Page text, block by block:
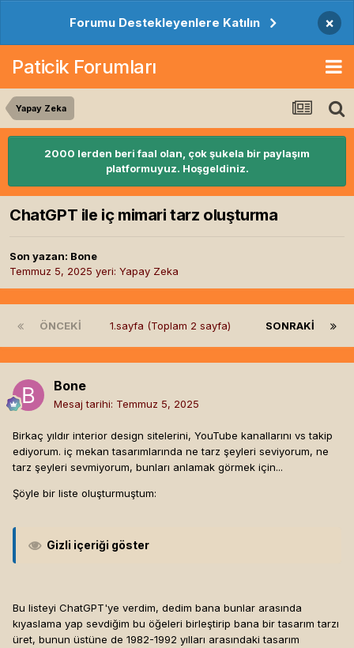
Forumu Destekleyenlere Katılın ×
Paticik Forumları
Yapay Zeka
2000 lerden beri faal olan, çok şukela bir paylaşım
platformuyuz. Hoşgeldiniz.
ChatGPT ile iç mimari tarz oluşturma
Son yazan: Bone
Temmuz 5, 2025 yeri: Yapay Zeka
ÖNCEKI SONRAKI
1.sayfa (Toplam 2 sayfa)
Bone
Mesaj tarihi: Temmuz 5, 2025
Birkaç yıldır interior design sitelerini, YouTube kanallarını vs takip
ediyorum. iç mekan tasarımlarında ne tarz şeyleri seviyorum, ne
tarz şeyleri sevmiyorum, bunları anlamak görmek için...
Şöyle bir liste oluşturmuştum:
Gizli içeriği göster
Bu listeyi ChatGPT'ye verdim, dedim bana bunlar arasında
kıyaslama yap sevdiğim bu öğeleri birleştirip bana bir tasarım tarzı
üret, bunun üstüne de 1982-1992 yılları arasındaki tasarım